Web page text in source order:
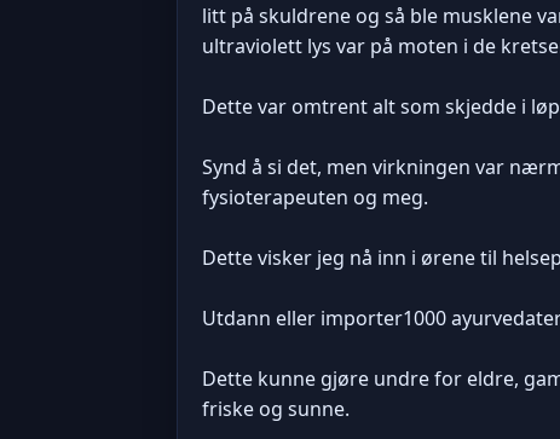
litt på skuldrene og så ble musklene
ultraviolett lys var på moten i de
Dette var omtrent alt som skjedde i
Synd å si det, men virkningen var
fysioterapeuten og meg.
Dette visker jeg nå inn i ørene til
Utdann eller importer1000
Dette kunne gjøre undre for eldre,
friske og sunne.